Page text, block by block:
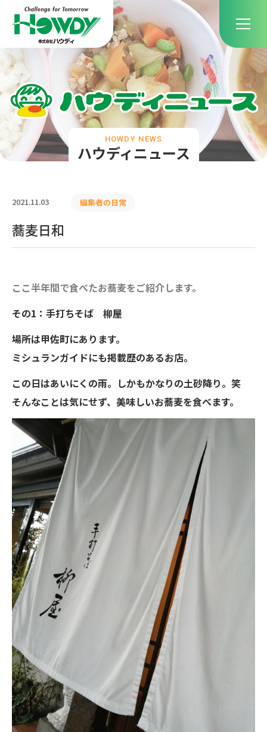
ハウディニュース
HOWDY NEWS
2021.11.03 編集者の日常
蕎麦日和
ここ半年間で食べたお蕎麦をご紹介します。
その1：手打ちそば 柳屋
場所は甲佐町にあります。
ミシュランガイドにも掲載歴のあるお店。
この日はあいにくの雨。しかもかなりの土砂降り。笑
そんなことは気にせず、美味しいお蕎麦を食べます。